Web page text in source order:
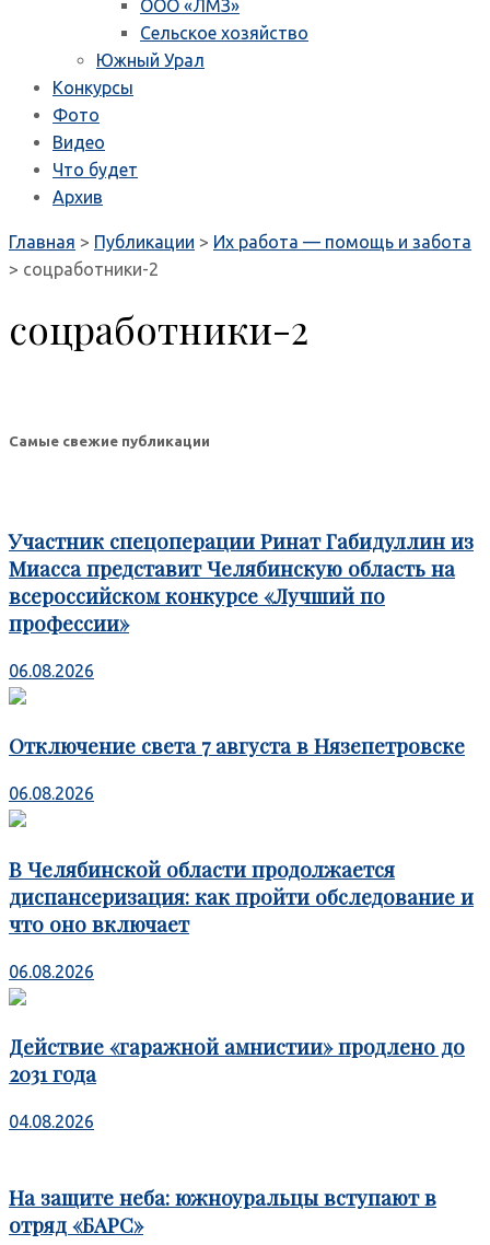
ООО «ЛМЗ»
Сельское хозяйство
Южный Урал
Конкурсы
Фото
Видео
Что будет
Архив
Главная > Публикации > Их работа — помощь и забота
> соцработники-2
соцработники-2
Самые свежие публикации
Участник спецоперации Ринат Габидуллин из
Миасса представит Челябинскую область на
всероссийском конкурсе «Лучший по
профессии»
06.08.2026
Отключение света 7 августа в Нязепетровске
06.08.2026
В Челябинской области продолжается
диспансеризация: как пройти обследование и
что оно включает
06.08.2026
Действие «гаражной амнистии» продлено до
2031 года
04.08.2026
На защите неба: южноуральцы вступают в
отряд «БАРС»